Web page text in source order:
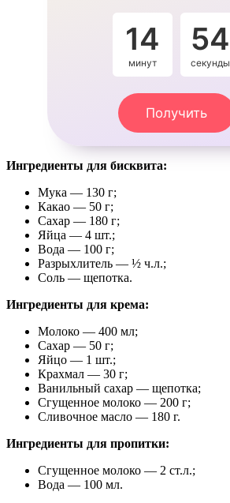
14
минут
53
секунды
Получить
Ингредиенты для бисквита:
Мука — 130 г;
Какао — 50 г;
Сахар — 180 г;
Яйца — 4 шт.;
Вода — 100 г;
Разрыхлитель — ½ ч.л.;
Соль — щепотка.
Ингредиенты для крема:
Молоко — 400 мл;
Сахар — 50 г;
Яйцо — 1 шт.;
Крахмал — 30 г;
Ванильный сахар — щепотка;
Сгущенное молоко — 200 г;
Сливочное масло — 180 г.
Ингредиенты для пропитки:
Сгущенное молоко — 2 ст.л.;
Вода — 100 мл.